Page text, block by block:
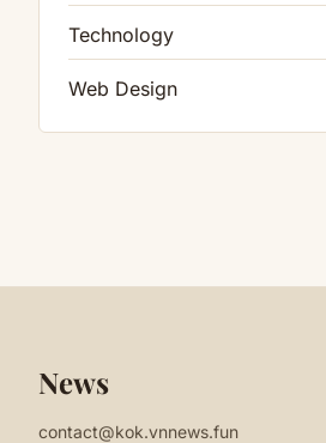
Technology
Web Design
News
contact@kok.vnnews.fun